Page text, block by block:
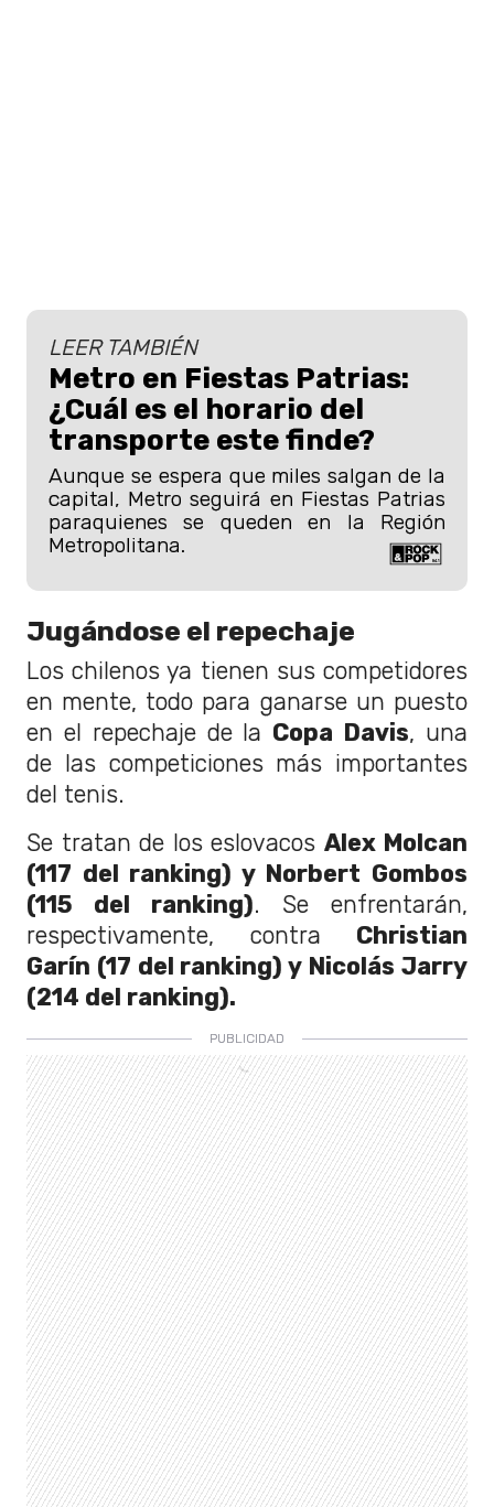
LEER TAMBIÉN
Metro en Fiestas Patrias:
¿Cuál es el horario del
transporte este finde?
Aunque se espera que miles salgan de la
capital, Metro seguirá en Fiestas Patrias
paraquienes se queden en la Región
Metropolitana.
Jugándose el repechaje
Los chilenos ya tienen sus competidores
en mente, todo para ganarse un puesto
en el repechaje de la Copa Davis, una
de las competiciones más importantes
del tenis.
Se tratan de los eslovacos Alex Molcan
(117 del ranking) y Norbert Gombos
(115 del ranking). Se enfrentarán,
respectivamente, contra Christian
Garín (17 del ranking) y Nicolás Jarry
(214 del ranking).